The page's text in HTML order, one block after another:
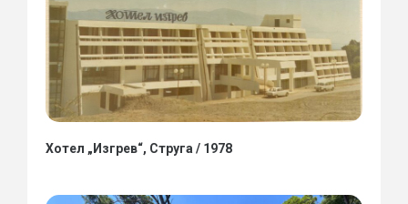
Хотел „Изгрев“, Струга / 1978